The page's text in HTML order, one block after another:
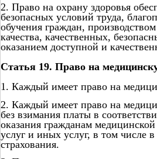
2. Право на охрану здоровья
безопасных условий труда,
обучения граждан,
качества, качественных,
оказанием доступной и
Статья 19. Право на
1. Каждый имеет право на
2. Каждый имеет право на
без взимания платы в
оказания гражданам
услуг и иных услуг, в том числе
страхования.